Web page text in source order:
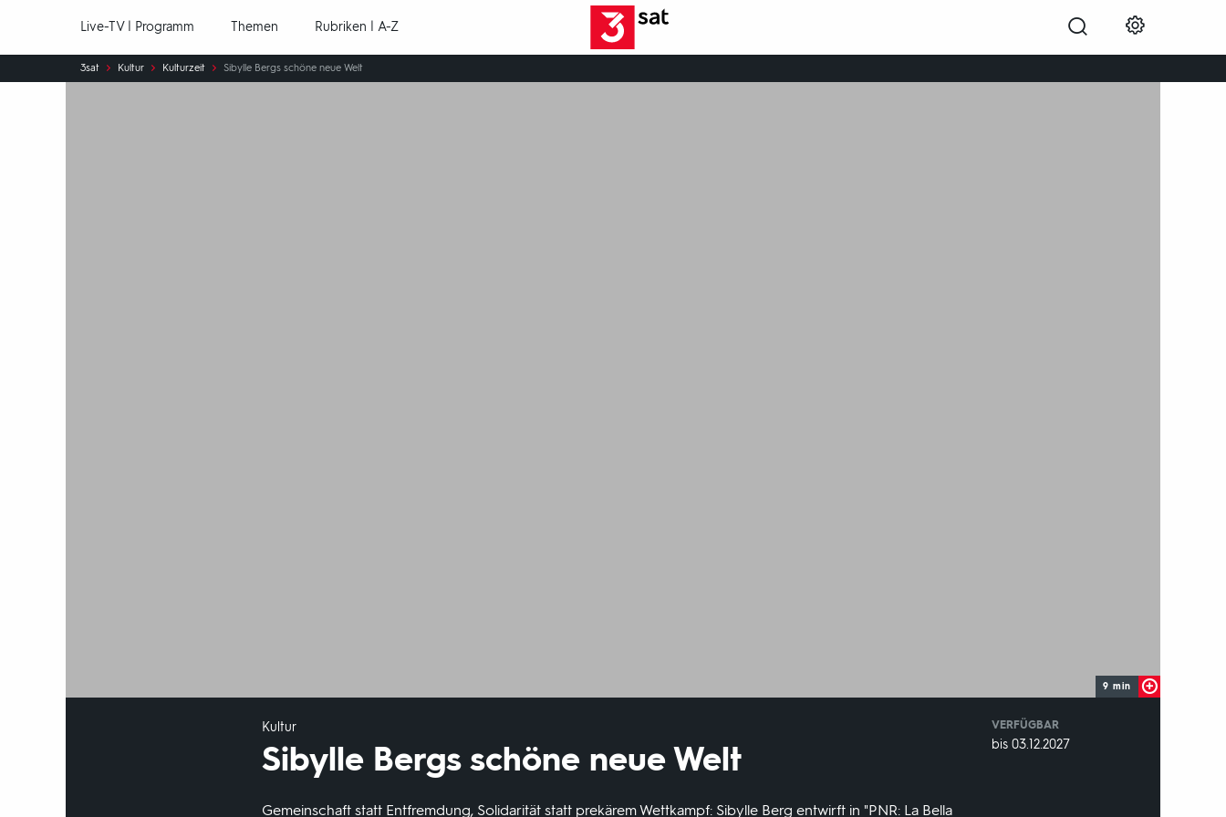
Live-TV | Programm Themen Rubriken | A-Z
Sie
sind
3sat Kultur Kulturzeit Sibylle Bergs schöne neue Welt
9 min
Kultur
Sibylle Bergs schöne neue Welt
Gemeinschaft statt Entfremdung, Solidarität statt prekärem Wettkampf: Sibylle Berg entwirft in "PNR: La Bella
VERFÜGBAR
weltweit
VERFÜGBAR
bis 03.12.2027